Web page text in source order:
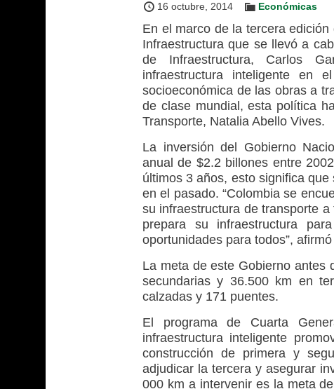
16 octubre, 2014 Económicas
En el marco de la tercera
Infraestructura que se llevó a
de Infraestructura, Carlos
infraestructura inteligente en
socioeconómica de las obras a
de clase mundial, esta política
Transporte, Natalia Abello Vives.
La inversión del Gobierno
anual de $2.2 billones entre
últimos 3 años, esto significa
en el pasado. “Colombia se
su infraestructura de transporte
prepara su infraestructura
oportunidades para todos”,
La meta de este Gobierno antes
secundarias y 36.500 km en
calzadas y 171 puentes.
El programa de Cuarta
infraestructura inteligente
construcción de primera y
adjudicar la tercera y asegurar
000 km a intervenir es la meta